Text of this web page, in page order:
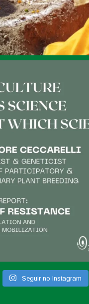
Seguir no Instagram